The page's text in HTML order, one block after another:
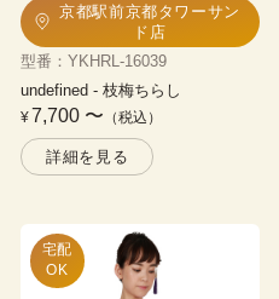
京都駅前京都タワーサン
ド店
型番 ： YKHRL-16039
undefined - 枝梅ちらし
¥7,700 〜 （税込）
詳細を見る
宅配
OK